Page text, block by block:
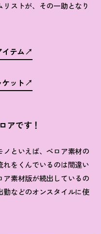
ストが、その一助となり
イテム
ット
アです ！
といえば、ベロア素材の
れをくんでいるのは間違い
ア素材版が続出しているの
勤などのオンスタイルに使